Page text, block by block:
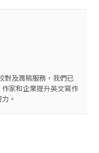
對及潤稿服務，我們已
家和企業提升英文寫作
。